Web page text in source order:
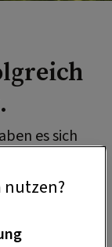
es sich
nutzen?